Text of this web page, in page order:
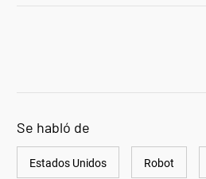
Se habló de
Estados Unidos Robot